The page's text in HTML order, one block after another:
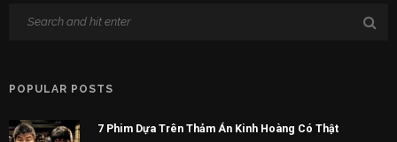
POPULAR POSTS
7 Phim Dựa Trên Thảm Án Kinh Hoàng Có Thật